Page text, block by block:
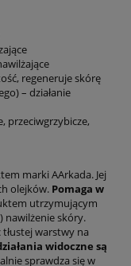
regeneruje skórę
– działanie
przeciwgrzybicze,
marki AArkada. Jej
olejków. Pomaga w
utrzymującym
nawilżenie skóry.
warstwy na
widoczne są
sprawdza się w